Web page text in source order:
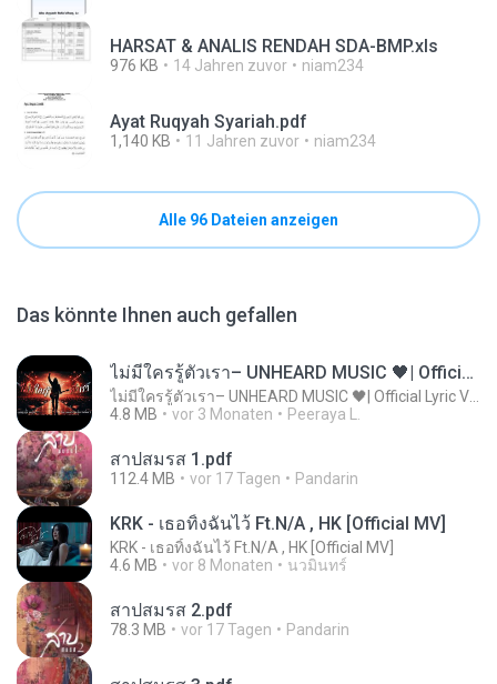
HARSAT & ANALIS RENDAH SDA-BMP.xls
976 KB 14 Jahren zuvor niam234
Ayat Ruqyah Syariah.pdf
1,140 KB 11 Jahren zuvor niam234
Alle 96 Dateien anzeigen
Das könnte Ihnen auch gefallen
ไม่มีใครรู้ตัวเรา– UNHEARD MUSIC 🖤| Official Lyric Video | เพลงสู้ชีวิต
4.8 MB
vor 3 Monaten Peeraya L.
สาปสมรส 1.pdf
112.4 MB vor 17 Tagen Pandarin
KRK - เธอทิ้งฉันไว้ Ft.N/A , HK [Official MV]
KRK - เธอทิ้งฉันไว้ Ft.N/A , HK [Official MV]
4.6 MB
vor 8 Monaten นวมินทร์
สาปสมรส 2.pdf
78.3 MB vor 17 Tagen Pandarin